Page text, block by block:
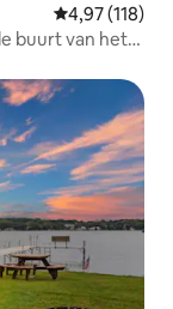
Gemiddelde
4,97 (118)
buurt van het